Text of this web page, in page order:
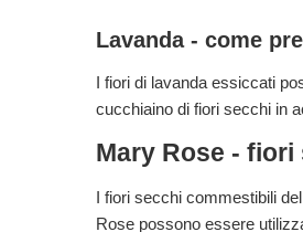
Lavanda - come
I fiori di lavanda essiccati
cucchiaino di fiori secchi in
Mary Rose -
I fiori secchi commestibili
Rose possono essere